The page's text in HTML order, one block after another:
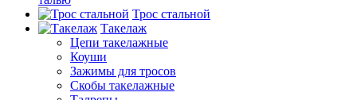
Трос стальной
Такелаж
Цепи такелажные
Коуши
Зажимы для тросов
Скобы такелажные